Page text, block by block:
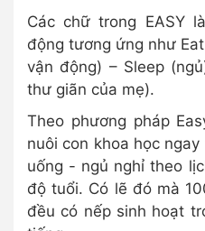
Các chữ trong EASY
động tương ứng như
vận động) – Sleep
thư giãn của mẹ).
Theo phương pháp
nuôi con khoa học
uống - ngủ nghỉ theo
độ tuổi. Có lẽ đó mà
đều có nếp sinh hoạt